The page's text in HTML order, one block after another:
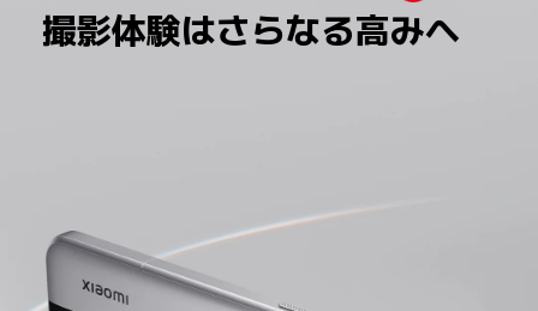
撮影体験はさらなる高みへ